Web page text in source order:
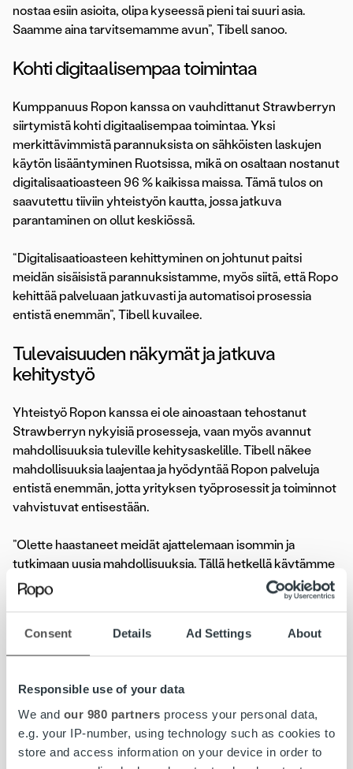
Consent Details Ad Settings About
Responsible use of your data
We and our 980 partners process your personal data,
e.g. your IP-number, using technology such as cookies to
store and access information on your device in order to
nostaa esiin asioita, olipa kyseessä pieni tai suuri asia.
Saamme aina tarvitsemamme avun”, Tibell sanoo.
Kohti digitaalisempaa toimintaa
Kumppanuus Ropon kanssa on vauhdittanut Strawberryn
siirtymistä kohti digitaalisempaa toimintaa. Yksi
merkittävimmistä parannuksista on sähköisten laskujen
käytön lisääntyminen Ruotsissa, mikä on osaltaan nostanut
digitalisaatioasteen 96 % kaikissa maissa. Tämä tulos on
saavutettu tiiviin yhteistyön kautta, jossa jatkuva
parantaminen on ollut keskiössä.
“Digitalisaatioasteen kehittyminen on johtunut paitsi
meidän sisäisistä parannuksistamme, myös siitä, että Ropo
kehittää palveluaan jatkuvasti ja automatisoi prosessia
entistä enemmän”, Tibell kuvailee.
Tulevaisuuden näkymät ja jatkuva
kehitystyö
Yhteistyö Ropon kanssa ei ole ainoastaan tehostanut
Strawberryn nykyisiä prosesseja, vaan myös avannut
mahdollisuuksia tuleville kehitysaskelille. Tibell näkee
mahdollisuuksia laajentaa ja hyödyntää Ropon palveluja
entistä enemmän, jotta yrityksen työprosessit ja toiminnot
vahvistuvat entisestään.
”Olette haastaneet meidät ajattelemaan isommin ja
tutkimaan uusia mahdollisuuksia. Tällä hetkellä käytämme
palveluitanne laskujen välitykseen ja saatavien hallintaan,
mutta tulevaisuudessa haluamme tutkia yhdessä myös
konferenssitiloista, ravintoloista ja kylpylöistä sekä
tietenkin ainutlaatuisista jäseneduista. Yhteensä yli 240
hotellimme joukosta löydät tutut ketjumme Comfort
Hotel®, Quality Hotel™, Clarion Hotel® ja Clarion